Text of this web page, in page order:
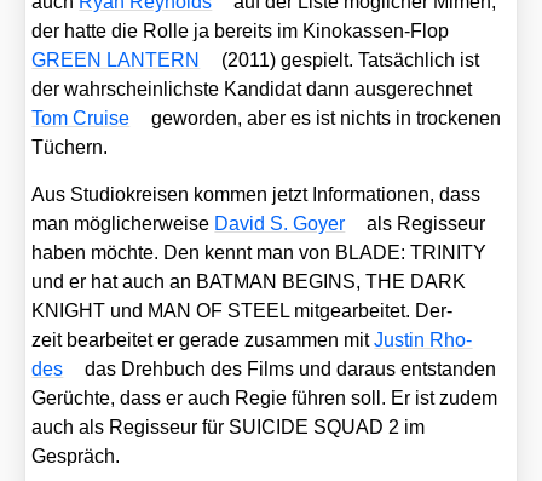
der hat­te die Rol­le ja bereits im Kino­kas­sen-Flop
GREEN LANTERN
(2011) gespielt. Tat­säch­lich ist
der wahr­schein­lichs­te Kan­di­dat dann aus­ge­rech­net
Tom Crui­se
gewor­den, aber es ist nichts in tro­cke­nen
Tüchern.
Aus Stu­dio­krei­sen kom­men jetzt Infor­ma­tio­nen, dass
man mög­li­cher­wei­se David S. Goy­er
als Regis­seur
haben möch­te. Den kennt man von BLADE: TRINITY
und er hat auch an BATMAN BEGINS, THE DARK
KNIGHT und MAN OF STEEL mit­ge­ar­bei­tet. Der­
zeit bear­bei­tet er gera­de zusam­men mitJus­tin Rho­
des
das Dreh­buch des Films und dar­aus ent­stan­den
Gerüch­te, dass er auch Regie füh­ren soll. Er ist zudem
auch als Regis­seur für SUICIDE SQUAD 2 im
Gespräch.